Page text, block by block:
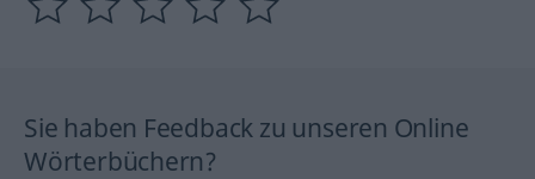
Sie haben Feedback zu unseren Online
Wörterbüchern?